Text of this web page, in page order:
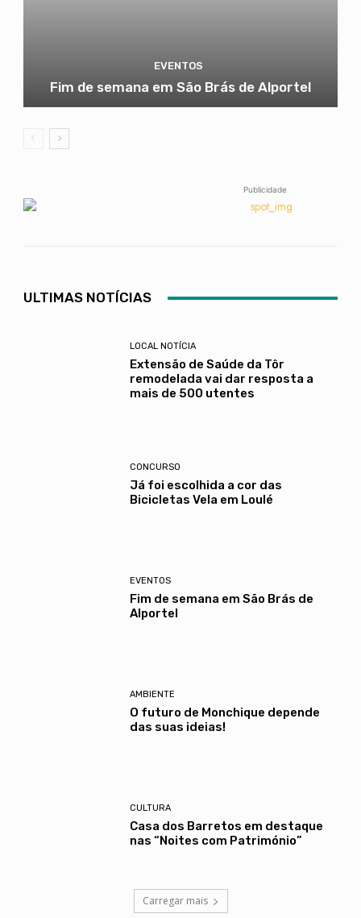
EVENTOS
Fim de semana em São Brás de Alportel
Publicidade
ULTIMAS NOTÍCIAS
LOCAL NOTÍCIA
Extensão de Saúde da Tôr
remodelada vai dar resposta a
mais de 500 utentes
CONCURSO
Já foi escolhida a cor das
Bicicletas Vela em Loulé
EVENTOS
Fim de semana em São Brás de
Alportel
AMBIENTE
O futuro de Monchique depende
das suas ideias!
CULTURA
Casa dos Barretos em destaque
nas “Noites com Património”
Carregar mais